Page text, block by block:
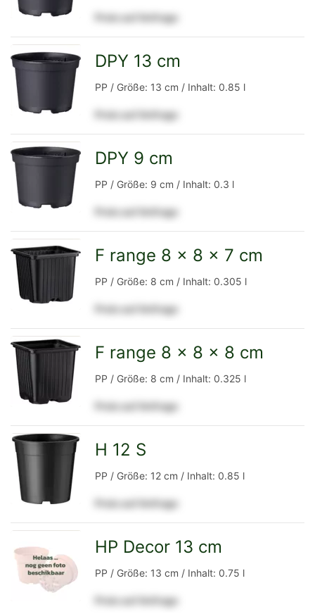
Detailseite
Preis auf Anfrage
Detailseite
DPY 13 cm
PP / Größe: 13 cm / Inhalt: 0.85 l
Preis auf Anfrage
Detailseite
DPY 9 cm
PP / Größe: 9 cm / Inhalt: 0.3 l
Preis auf Anfrage
Detailseite
F range 8 x 8 x 7 cm
PP / Größe: 8 cm / Inhalt: 0.305 l
Preis auf Anfrage
Detailseite
F range 8 x 8 x 8 cm
PP / Größe: 8 cm / Inhalt: 0.325 l
Preis auf Anfrage
Detailseite
H 12 S
PP / Größe: 12 cm / Inhalt: 0.85 l
Preis auf Anfrage
HP Decor 13 cm
PP / Größe: 13 cm / Inhalt: 0.75 l
Preis auf Anfrage